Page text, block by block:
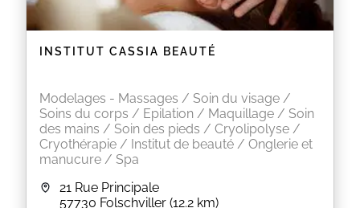
EN SAVOIR PLUS
INSTITUT CASSIA BEAUTÉ
Modelages - Massages / Soin du visage /
Soins du corps / Epilation / Maquillage / Soin
des mains / Soin des pieds / Cryolipolyse /
Cryothérapie / Institut de beauté / Onglerie et
manucure / Spa
21 Rue Principale
57730 Folschviller (12.2 km)